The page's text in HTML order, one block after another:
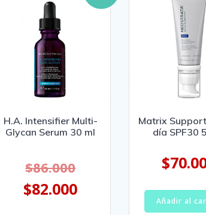
H.A. Intensifier Multi-
Glycan Serum 30 ml
$86.000
$82.000
Matrix
día SPF30
$
Añadir al